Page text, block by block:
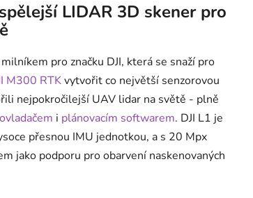
LIDAR 3D skener pro
pro značku DJI, která se snaží pro
M300 RTKvytvořit co největší senzorovou
nejpokročilejší UAV lidar na světě - plně
ovladačem i plánovacím softwarem. DJI L1 je
přesnou IMU jednotkou, a s 20 Mpx
jako podporu pro obarvení naskenovaných